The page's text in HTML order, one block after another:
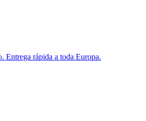
Entrega rápida a toda Europa.